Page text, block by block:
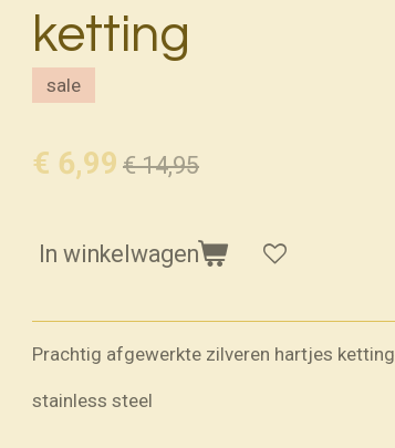
ketting
sale
€ 6,99 € 14,95
In winkelwagen
Prachtig afgewerkte zilveren hartjes ketting
stainless steel